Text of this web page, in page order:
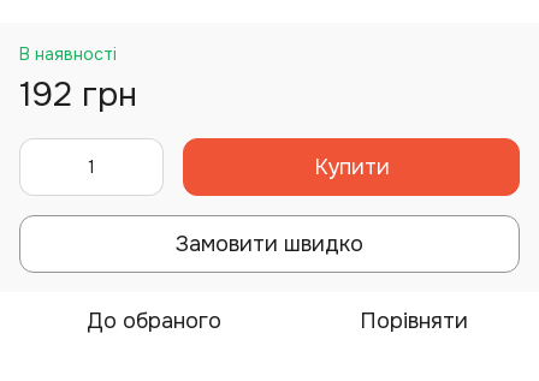
В наявності
192 грн
Купити
Замовити швидко
До обраного Порівняти